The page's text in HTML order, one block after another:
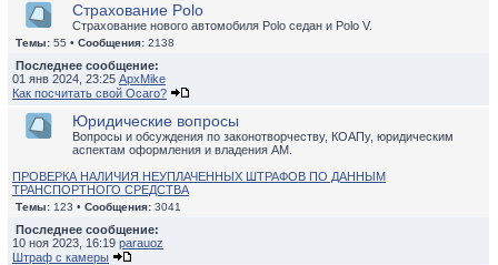
Страхование Polo
Страхование нового автомобиля Polo седан и Polo V.
Темы: 55 • Сообщения: 2138
Последнее сообщение:
01 янв 2024, 23:25 ApxMike
Как посчитать свой Осаго?
Юридические вопросы
Вопросы и обсуждения по законотворчеству, КОАПу, юридическим
аспектам оформления и владения АМ.
ПРОВЕРКА НАЛИЧИЯ НЕУПЛАЧЕННЫХ ШТРАФОВ ПО ДАННЫМ
ТРАНСПОРТНОГО СРЕДСТВА
Темы: 123 • Сообщения: 3041
Последнее сообщение:
10 ноя 2023, 16:19 parauoz
Штраф с камеры